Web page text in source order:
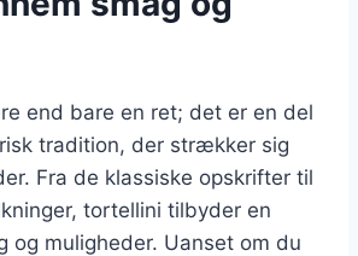
end bare en ret; det er en del
tradition, der strækker sig
Fra de klassiske opskrifter til
tortellini tilbyder en
og muligheder. Uanset om du